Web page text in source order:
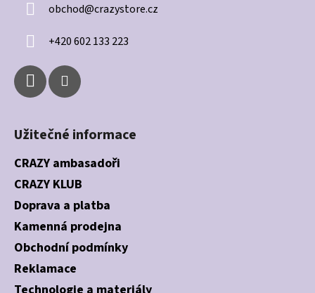
í
obchod@crazystore.cz
+420 602 133 223
Užitečné informace
CRAZY ambasadoři
CRAZY KLUB
Doprava a platba
Kamenná prodejna
Obchodní podmínky
Reklamace